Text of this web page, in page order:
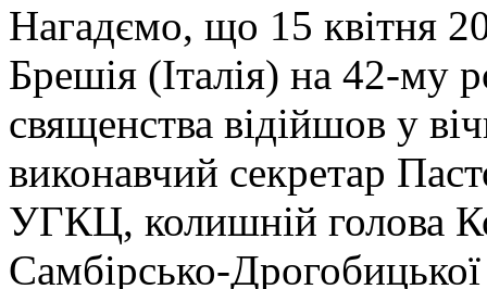
Нагадємо, що 15 квітня
Брешія (Італія) на 42-му
священства відійшов у
виконавчий секретар
УГКЦ, колишній голова
Самбірсько-